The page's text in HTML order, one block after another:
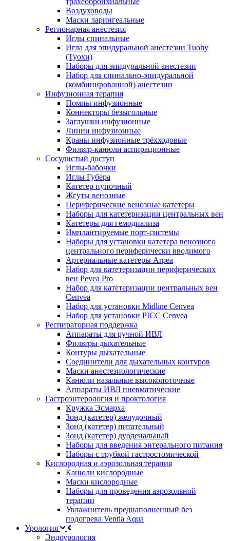
Воздуховоды
Маски ларингеальные
Регионарная анестезия
Иглы спинальные
Игла для эпидуральной анестезии Tuohy
(Туохи)
Наборы для эпидуральной анестезии
Набор для спинально-эпидуральной
(комбинированной) анестезии
Инфузионная терапия
Помпы инфузионные
Коннекторы безыгольные
Заглушки инфузионные
Линии инфузионные
Краны инфузионные трёхходовые
Фильтр-канюли аспирационные
Сосудистый доступ
Иглы-бабочки
Иглы Губера
Катетер пупочный
Жгуты венозные
Периферические венозные катетеры
Наборы для катетеризации центральных вен
Катетеры для гемодиализа
Имплантируемые порт‑системы
Наборы для установки катетера венозного
центрального периферически вводимого
Артериальные катетеры Arpea
Набор для катетеризации периферических
вен Pevea Pro
Набор для катетеризации центральных вен
Cenvea
Набор для установки Midline Cenvea
Набор для установки PICC Cenvea
Респираторная поддержка
Аппараты для ручной ИВЛ
Фильтры дыхательные
Контуры дыхательные
Соединители для дыхательных контуров
Маски анестезиологические
Канюли назальные высокопоточные
Аппараты ИВЛ пневматические
Гастроэнтерология и проктология
Кружка Эсмарха
Зонд (катетер) желудочный
Зонд (катетер) питательный
Зонд (катетер) дуоденальный
Наборы для введения энтерального питания
Наборы с трубкой гастростомической
Кислородная и аэрозольная терапия
Канюли кислородные
Маски кислородные
Наборы для проведения аэрозольной
терапии
Увлажнитель преднаполненный без
подогрева Ventia Aqua
Урология
Эндоурология